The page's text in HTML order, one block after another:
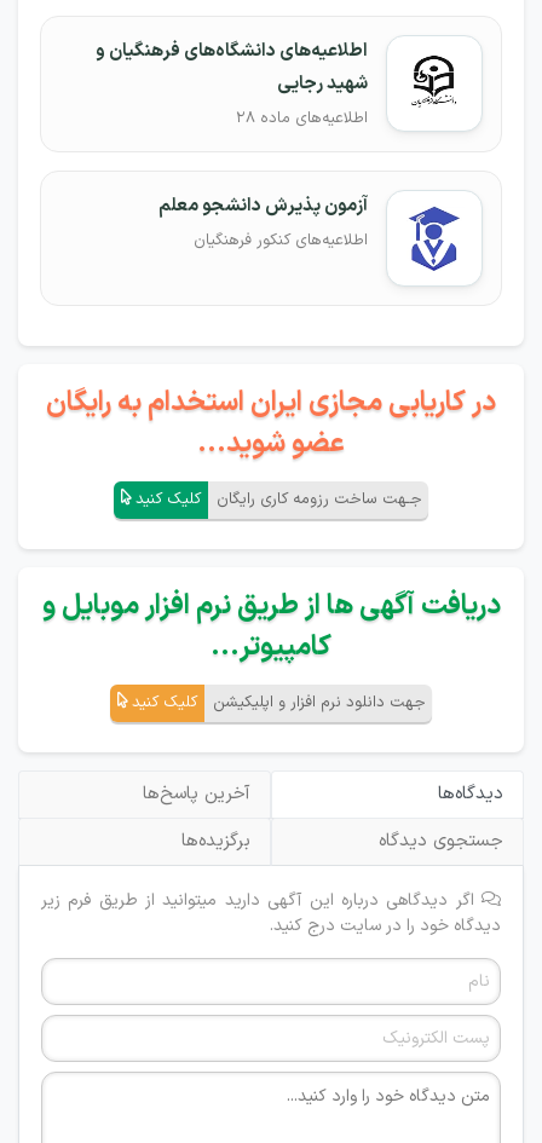
اطلاعیه‌های دانشگاه‌های فرهنگیان و
شهید رجایی
اطلاعیه‌های ماده 28
آزمون پذیرش دانشجو معلم
اطلاعیه‌های کنکور فرهنگیان
در کاریابی مجازی ایران استخدام به رایگان
عضو شوید...
جـهت ساخت رزومه کاری رایگان کلیک کنید
دریافت آگهی ها از طریق نرم افزار موبایل و
کامپیوتر...
جهت دانلود نرم افزار و اپلیکیشن کلیک کنید
دیدگاه‌ها
آخرین پاسخ‌ها
جستجوی دیدگاه
برگزیده‌ها
اگر دیدگاهی درباره این آگهی دارید میتوانید از طریق فرم زیر
دیدگاه خود را در سایت درج کنید.